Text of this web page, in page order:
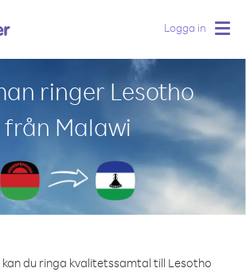
Logga in
ringer Lesotho
från Malawi
kan du ringa kvalitetssamtal till Lesotho